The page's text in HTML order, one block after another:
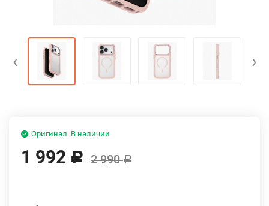
‹ ›
Оригинал. В наличии
1 992 Р 2 990Р